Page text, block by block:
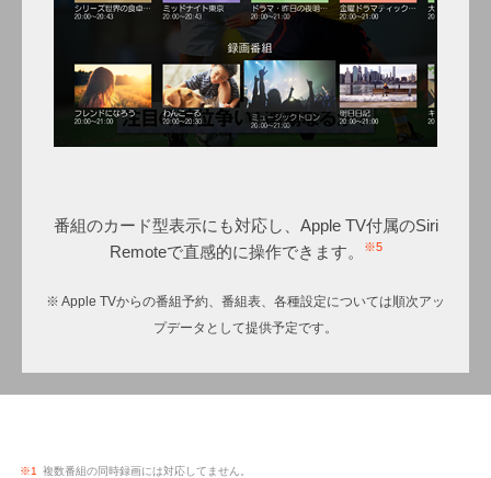
番組のカード型表示にも対応し、Apple TV付属のSiri
Remoteで直感的に操作できます。
※5
※ Apple TVからの番組予約、番組表、各種設定については順次アッ
プデータとして提供予定です。
※1
複数番組の同時録画には対応してません。